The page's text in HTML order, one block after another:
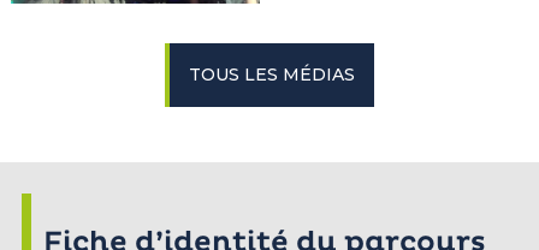
TOUS LES MÉDIAS